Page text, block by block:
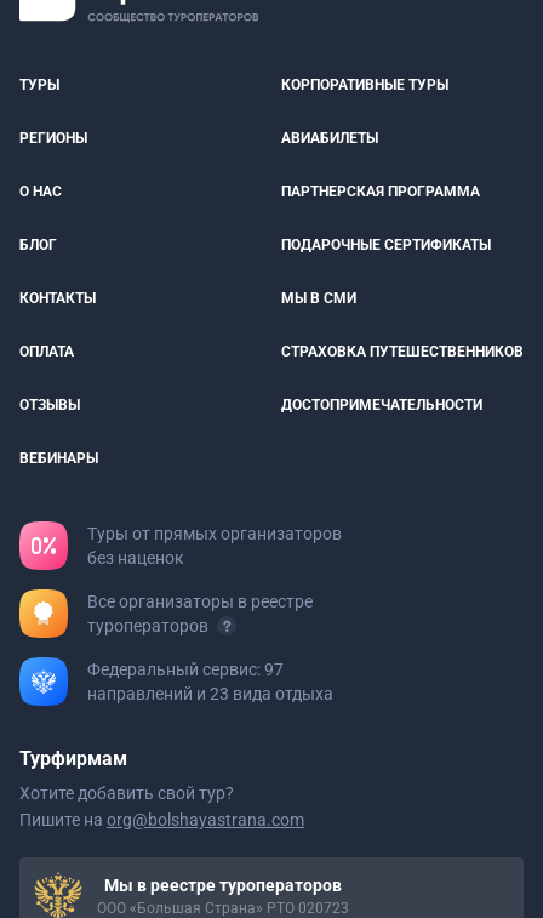
ТУРЫ КОРПОРАТИВНЫЕ ТУРЫ
РЕГИОНЫ АВИАБИЛЕТЫ
О НАС ПАРТНЕРСКАЯ ПРОГРАММА
БЛОГ ПОДАРОЧНЫЕ СЕРТИФИКАТЫ
КОНТАКТЫ МЫ В СМИ
ОПЛАТА СТРАХОВКА ПУТЕШЕСТВЕННИКОВ
ОТЗЫВЫ ДОСТОПРИМЕЧАТЕЛЬНОСТИ
ВЕБИНАРЫ
Туры от прямых организаторов
без наценок
Все организаторы в реестре
туроператоров
Федеральный сервис: 97
направлений и 23 вида отдыха
Турфирмам
Хотите добавить свой тур?
Пишите на org@bolshayastrana.com
Мы в реестре туроператоров
ООО «Большая Страна» РТО 020723